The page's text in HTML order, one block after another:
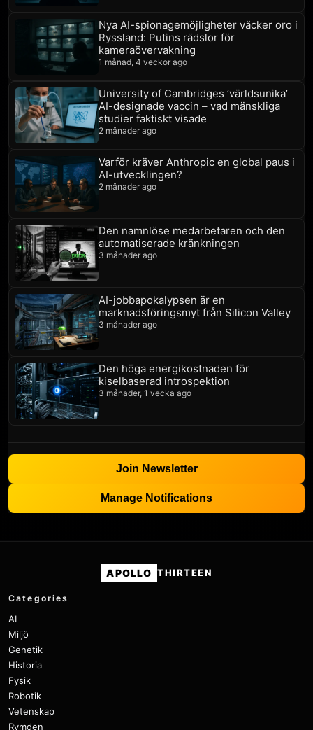
Nya AI-spionagemöjligheter väcker oro i
Ryssland: Putins rädslor för
kameraövervakning
1 månad, 4 veckor ago
University of Cambridges ’världsunika’
AI-designade vaccin – vad mänskliga
studier faktiskt visade
2 månader ago
Varför kräver Anthropic en global paus i
AI-utvecklingen?
2 månader ago
Den namnlöse medarbetaren och den
automatiserade kränkningen
3 månader ago
AI-jobbapokalypsen är en
marknadsföringsmyt från Silicon Valley
3 månader ago
Den höga energikostnaden för
kiselbaserad introspektion
3 månader, 1 vecka ago
Join Newsletter
Manage Notifications
APOLLO THIRTEEN
Categories
AI
Miljö
Genetik
Historia
Fysik
Robotik
Vetenskap
Rymden